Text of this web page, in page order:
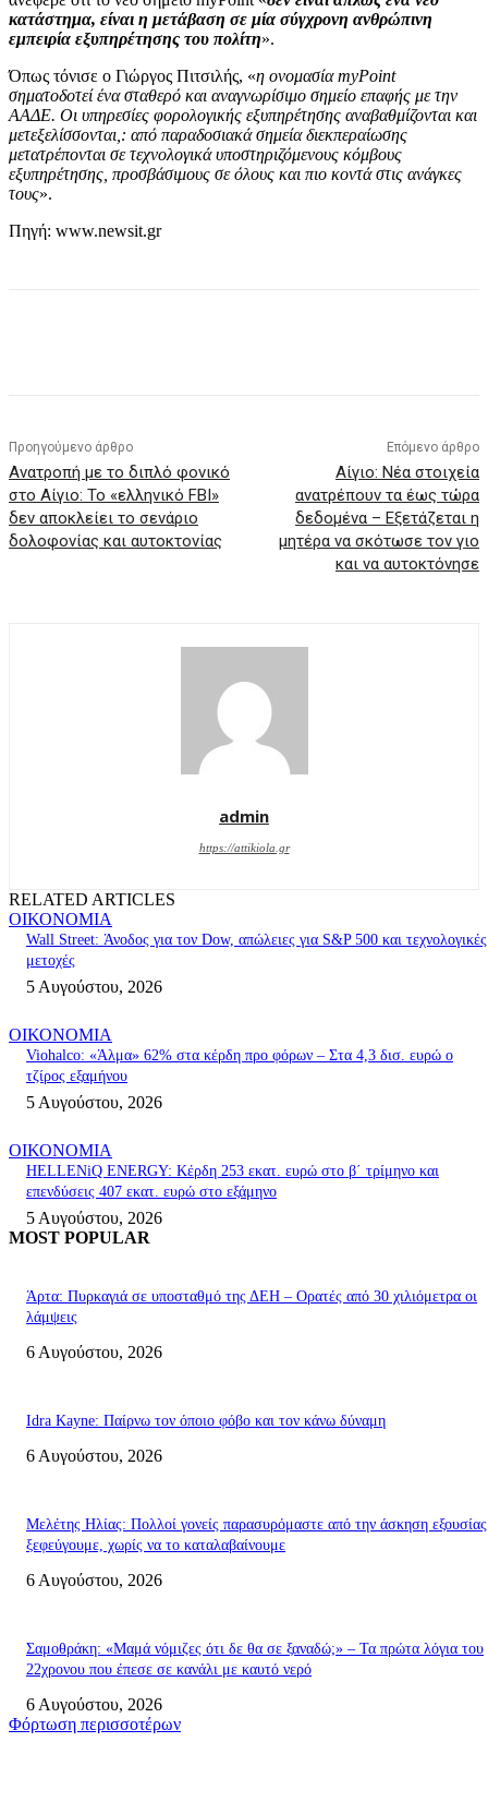
κατάστημα, είναι η μετάβαση σε μία σύγχρονη ανθρώπινη
εμπειρία εξυπηρέτησης του πολίτη».
Όπως τόνισε ο Γιώργος Πιτσιλής, «η ονομασία myPoint
σηματοδοτεί ένα σταθερό και αναγνωρίσιμο σημείο επαφής με την
ΑΑΔΕ. Οι υπηρεσίες φορολογικής εξυπηρέτησης αναβαθμίζονται και
μετεξελίσσονται,: από παραδοσιακά σημεία διεκπεραίωσης
μετατρέπονται σε τεχνολογικά υποστηριζόμενους κόμβους
εξυπηρέτησης, προσβάσιμους σε όλους και πιο κοντά στις ανάγκες
τους».
Πηγή: www.newsit.gr
Προηγούμενο άρθρο
Ανατροπή με το διπλό φονικό
στο Αίγιο: Το «ελληνικό FBI»
δεν αποκλείει το σενάριο
δολοφονίας και αυτοκτονίας
Επόμενο άρθρο
Αίγιο: Nέα στοιχεία
ανατρέπουν τα έως τώρα
δεδομένα – Εξετάζεται η
μητέρα να σκότωσε τον γιο
και να αυτοκτόνησε
admin
https://attikiola.gr
RELATED ARTICLES
ΟΙΚΟΝΟΜΙΑ
Wall Street: Άνοδος για τον Dow, απώλειες για S&P 500 και τεχνολογικές
μετοχές
5 Αυγούστου, 2026
ΟΙΚΟΝΟΜΙΑ
Viohalco: «Άλμα» 62% στα κέρδη προ φόρων – Στα 4,3 δισ. ευρώ ο
τζίρος εξαμήνου
5 Αυγούστου, 2026
ΟΙΚΟΝΟΜΙΑ
HELLENiQ ENERGY: Κέρδη 253 εκατ. ευρώ στο β΄ τρίμηνο και
επενδύσεις 407 εκατ. ευρώ στο εξάμηνο
5 Αυγούστου, 2026
MOST POPULAR
Άρτα: Πυρκαγιά σε υποσταθμό της ΔΕΗ – Ορατές από 30 χιλιόμετρα οι
λάμψεις
6 Αυγούστου, 2026
Idra Kayne: Παίρνω τον όποιο φόβο και τον κάνω δύναμη
6 Αυγούστου, 2026
Μελέτης Ηλίας: Πολλοί γονείς παρασυρόμαστε από την άσκηση εξουσίας
ξεφεύγουμε, χωρίς να το καταλαβαίνουμε
6 Αυγούστου, 2026
Σαμοθράκη: «Μαμά νόμιζες ότι δε θα σε ξαναδώ;» – Τα πρώτα λόγια του
22χρονου που έπεσε σε κανάλι με καυτό νερό
6 Αυγούστου, 2026
Φόρτωση περισσοτέρων